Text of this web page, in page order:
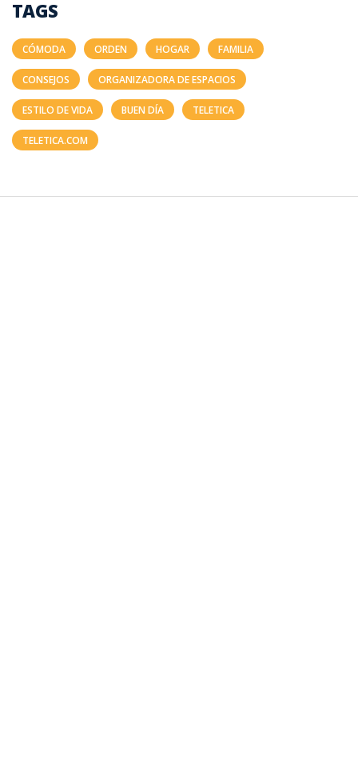
TAGS
CÓMODA ORDEN HOGAR FAMILIA
CONSEJOS ORGANIZADORA DE ESPACIOS
ESTILO DE VIDA BUEN DÍA TELETICA
TELETICA.COM